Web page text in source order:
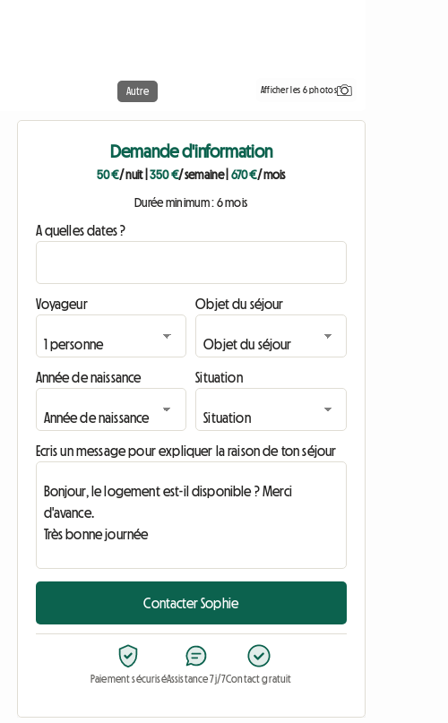
Autre Afficher les 6 photos
Demande d'information
50 €/ nuit|350 €/ semaine| 670 €/ mois
Durée minimum : 6 mois
A quelles dates ?
Voyageur Objet du séjour
Année de naissance Situation
Ecris un message pour expliquer la raison de ton séjour
Contacter Sophie
Paiement sécuriséAssistance 7j/7Contact gratuit